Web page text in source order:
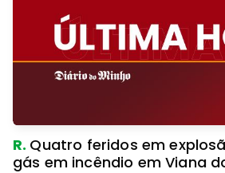
R. Quatro feridos em
gás em incêndio em Viana